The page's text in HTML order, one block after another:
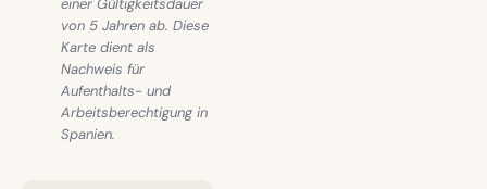
einer Gültigkeitsdauer
von 5 Jahren ab. Diese
Karte dient als
Nachweis für
Aufenthalts- und
Arbeitsberechtigung in
Spanien.